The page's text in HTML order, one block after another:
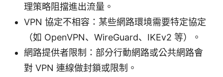
理策略阻擋進出流量。
VPN 協定不相容：某些網路環境需要特定協定
（如 OpenVPN、WireGuard、IKEv2 等）。
網路提供者限制：部分行動網路或公共網路會
對 VPN 連線做封鎖或限制。